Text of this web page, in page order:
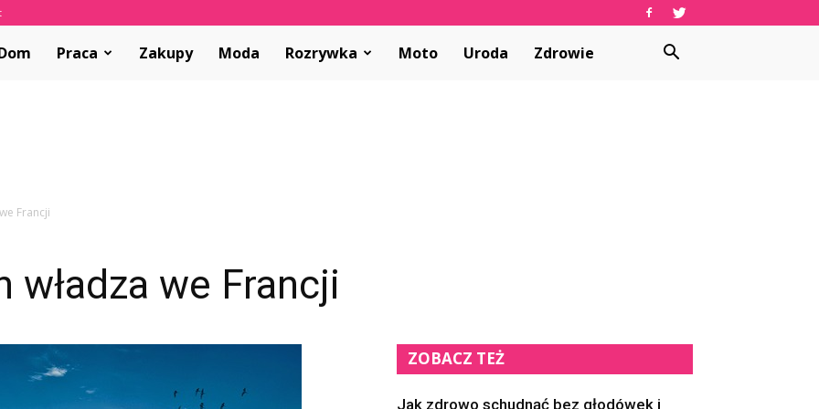
Praca Zakupy Moda Rozrywka Moto Uroda Zdrowie
Francji
we Francji
ZOBACZ TEŻ
Jak zdrowo schudnąć bez głodówek i